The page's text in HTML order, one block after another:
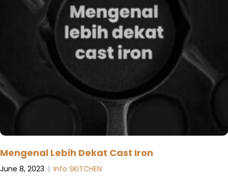
Mengenal Lebih Dekat Cast Iron
June 8, 2023 | Info SKITCHEN